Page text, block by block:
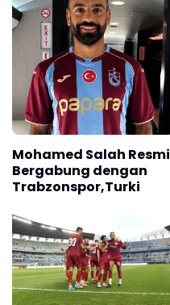
Mohamed Salah Resmi
Bergabung dengan
Trabzonspor,Turki